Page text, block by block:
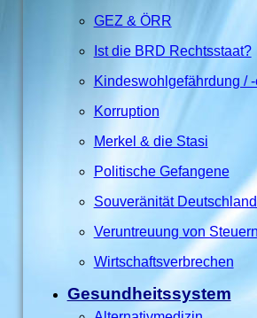
GEZ & ÖRR
Ist die BRD Rechtsstaat?
Kindeswohlgefährdung /
Korruption
Merkel & die Stasi
Politische Gefangene
Souveränität
Veruntreuung von Steuern
Wirtschaftsverbrechen
Gesundheitssystem